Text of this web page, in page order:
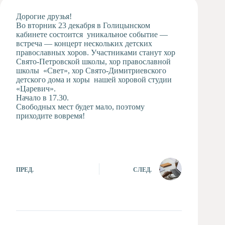
студия
Музыкальное
отделение
Психологическая
Служба
Тьюторская
служба
Дорогие друзья!
Во вторник 23 декабря в Голицынском
кабинете состоится уникальное событие —
встреча — концерт нескольких детских
православных хоров. Участниками станут хор
Свято-Петровской школы, хор православной
школы «Свет», хор Свято-Димитриевского
детского дома и хоры нашей хоровой студии
«Царевич».
Начало в 17.30.
Свободных мест будет мало, поэтому
приходите вовремя!
ПРЕД. СЛЕД.